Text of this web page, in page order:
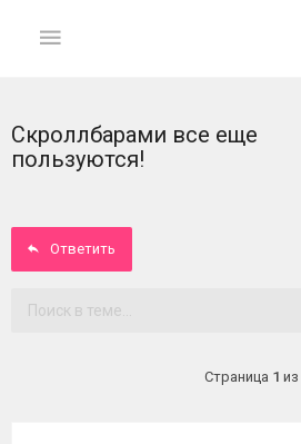
ГЛАВНАЯ
Вход
Скроллбарами все еще
пользуются!
Ответить
Страница 1 из